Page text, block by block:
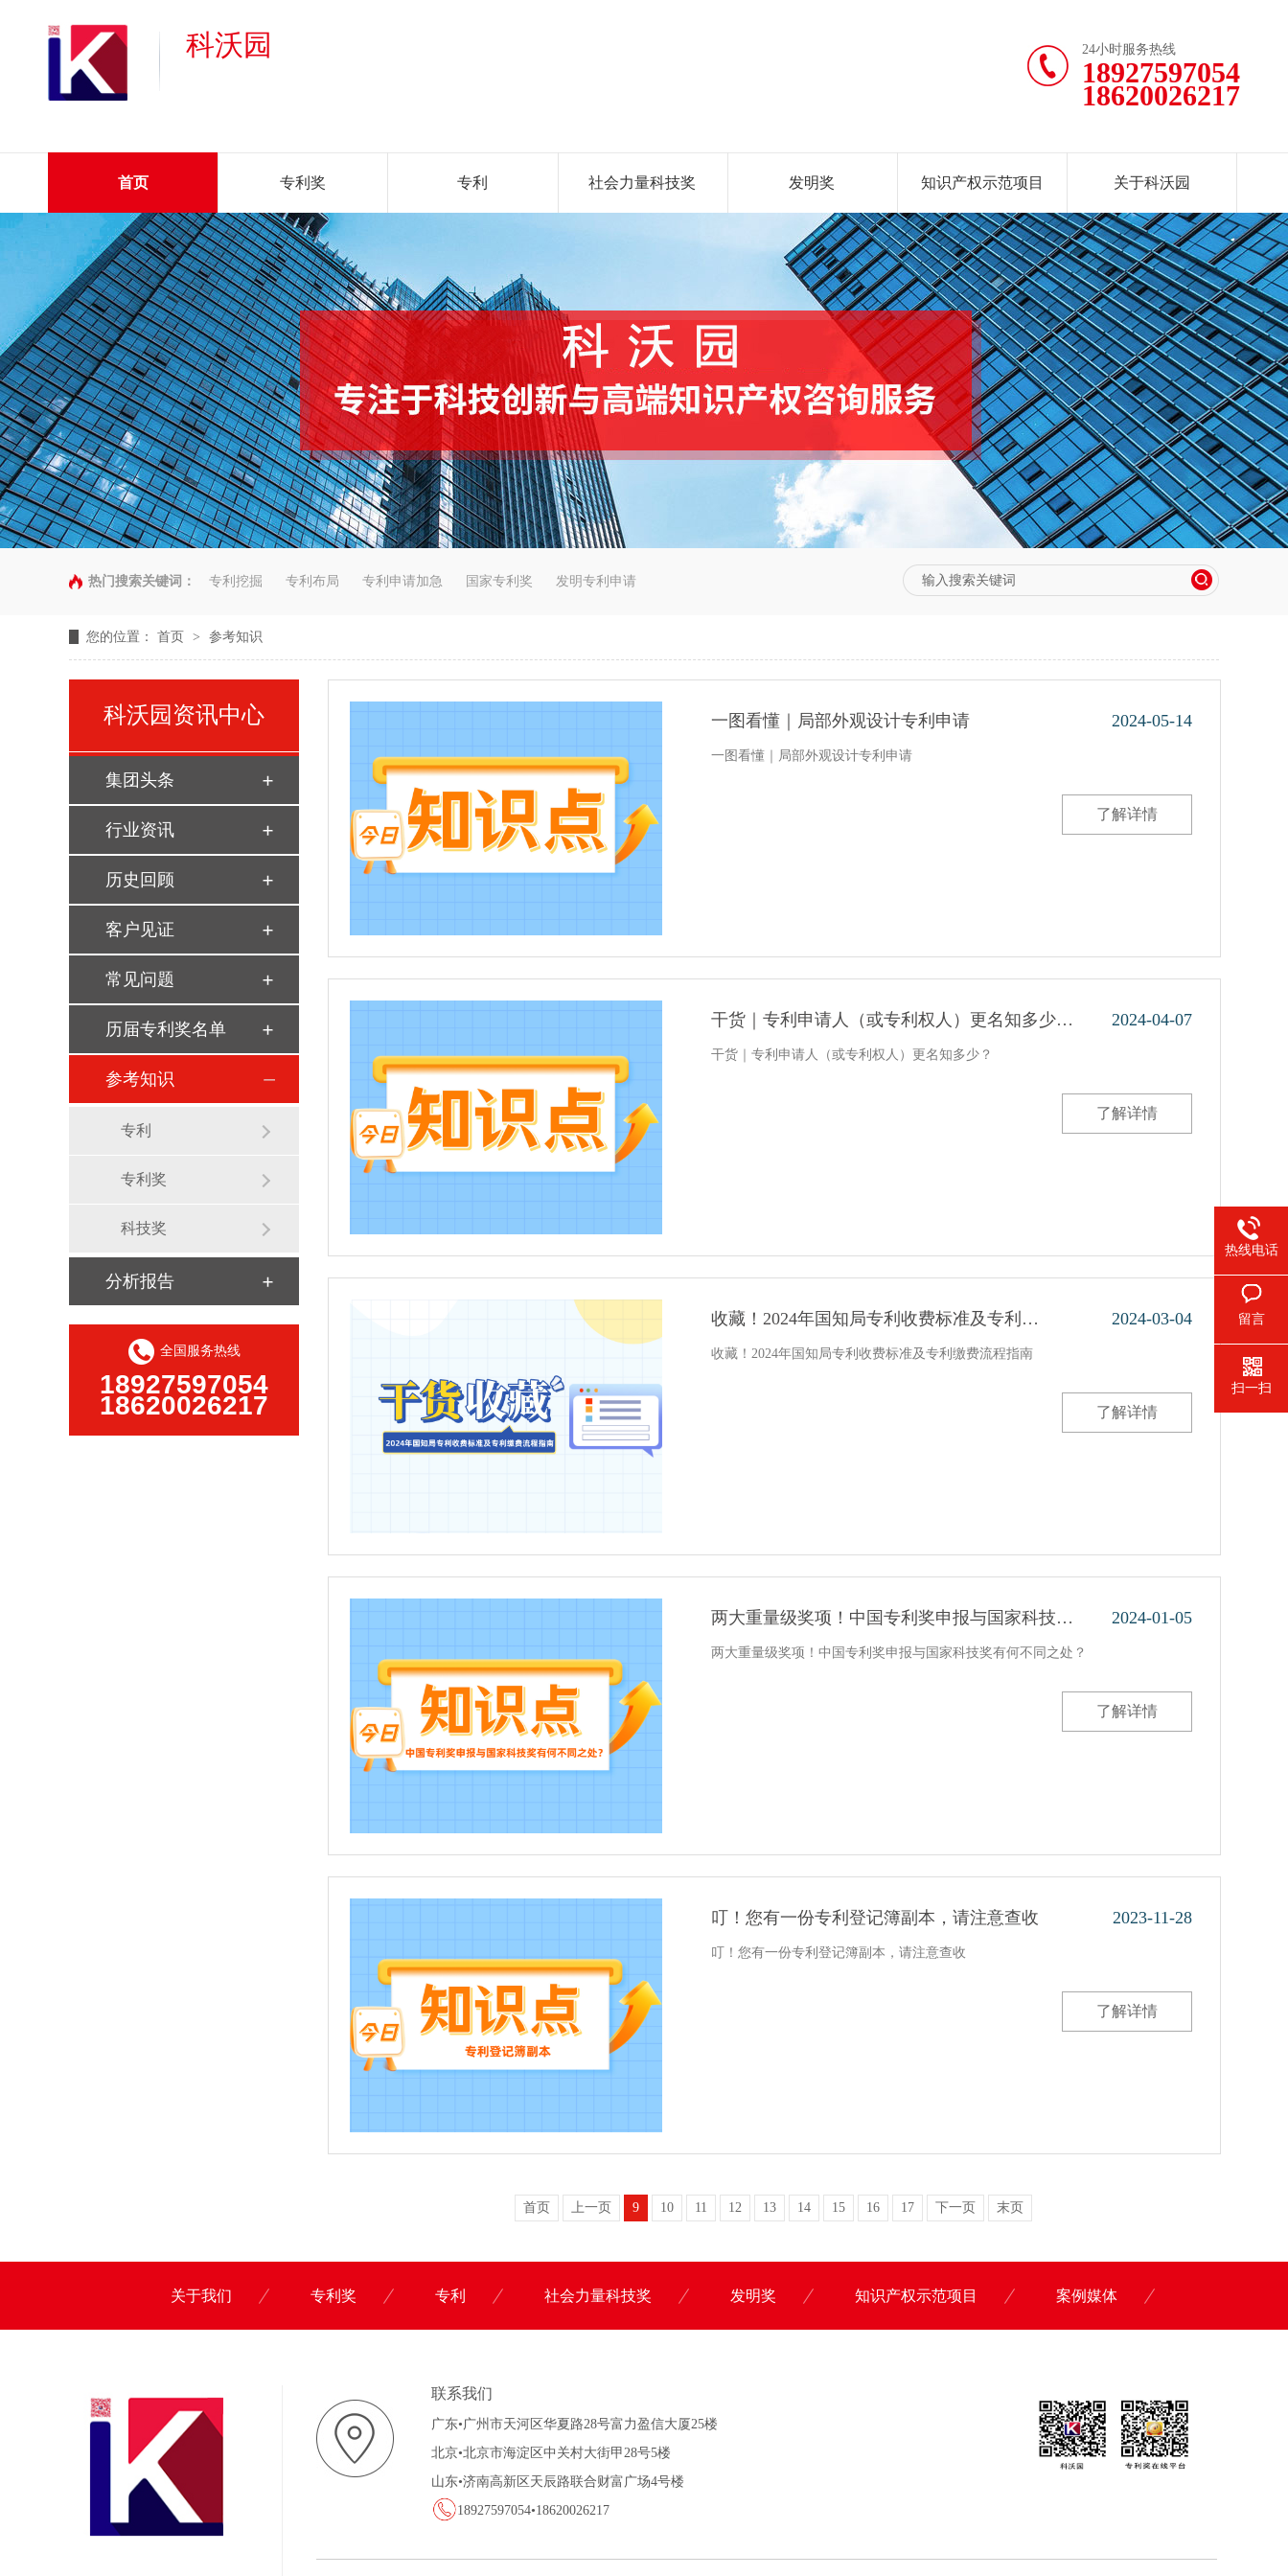
24小时服务热线
18927597054
18620026217
科沃园
首页 专利奖 专利 社会力量科技奖 发明奖 知识产权示范项目 关于科沃园
热门搜索关键词： 专利挖掘 专利布局 专利申请加急 国家专利奖 发明专利申请
您的位置： 首页 > 参考知识
科沃园资讯中心
集团头条
行业资讯
历史回顾
客户见证
常见问题
历届专利奖名单
参考知识
专利
专利奖
科技奖
分析报告
全国服务热线
18927597054
18620026217
一图看懂｜局部外观设计专利申请 2024-05-14
一图看懂｜局部外观设计专利申请
了解详情
干货｜专利申请人（或专利权人）更名知多少… 2024-04-07
干货｜专利申请人（或专利权人）更名知多少？
了解详情
收藏！2024年国知局专利收费标准及专利… 2024-03-04
收藏！2024年国知局专利收费标准及专利缴费流程指南
了解详情
两大重量级奖项！中国专利奖申报与国家科技… 2024-01-05
两大重量级奖项！中国专利奖申报与国家科技奖有何不同之处？
了解详情
叮！您有一份专利登记簿副本，请注意查收 2023-11-28
叮！您有一份专利登记簿副本，请注意查收
了解详情
首页 上一页 9 10 11 12 13 14 15 16 17 下一页 末页
关于我们 专利奖 专利 社会力量科技奖 发明奖 知识产权示范项目 案例媒体
联系我们
广东•广州市天河区华夏路28号富力盈信大厦25楼
北京•北京市海淀区中关村大街甲28号5楼
山东•济南高新区天辰路联合财富广场4号楼
18927597054•18620026217
热线电话
留言
扫一扫